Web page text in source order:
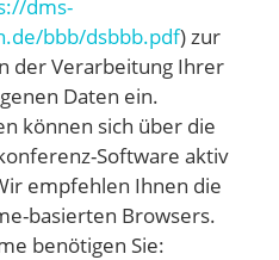
dms-
bbb/dsbbb.pdf) zur
der Verarbeitung Ihrer
Daten ein.
können sich über die
Software aktiv
empfehlen Ihnen die
basierten Browsers.
benötigen Sie: